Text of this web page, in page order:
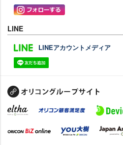
LINE
LINEアカウントメディア